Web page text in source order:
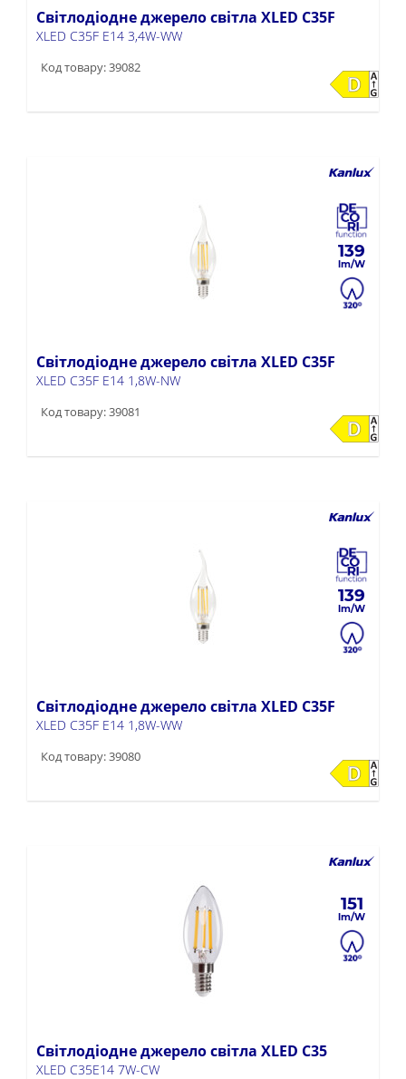
Світлодіодне джерело світла XLED C35F
XLED C35F E14 3,4W-WW
Код товару: 39082
139
Світлодіодне джерело світла XLED C35F
XLED C35F E14 1,8W-NW
Код товару: 39081
139
Світлодіодне джерело світла XLED C35F
XLED C35F E14 1,8W-WW
Код товару: 39080
151
Світлодіодне джерело світла XLED C35
XLED C35E14 7W-CW